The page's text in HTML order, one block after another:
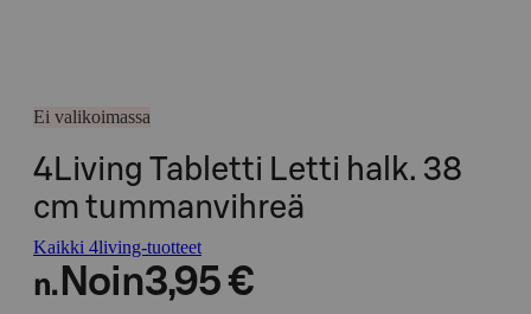
Ei valikoimassa
4Living Tabletti Letti halk. 38
cm tummanvihreä
Kaikki 4living-tuotteet
n. Noin3,95 €